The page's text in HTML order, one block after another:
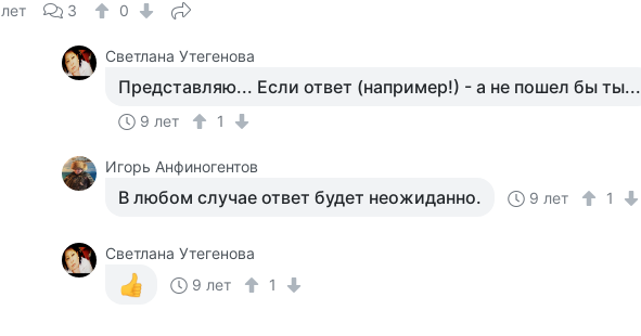
3 0
Светлана Утегенова
Представляю... Если ответ (например!) - а не пошел бы ты...
9 лет 1
Игорь Анфиногентов
В любом случае ответ будет неожиданно. 9 лет 1
Светлана Утегенова
9 лет
1